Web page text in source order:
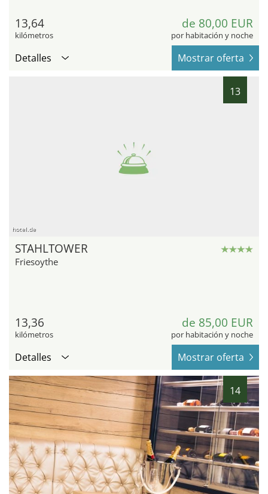
13,64
kilómetros
de 80,00 EUR
por habitación y noche
Detalles Mostrar oferta
13
hotel.de
STAHLTOWER
Friesoythe
13,36
kilómetros
de 85,00 EUR
por habitación y noche
Detalles Mostrar oferta
14